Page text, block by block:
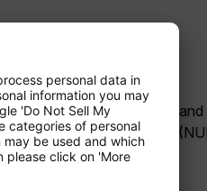
Abflugsland
jetzt den Flug Nürnberg
Australien!